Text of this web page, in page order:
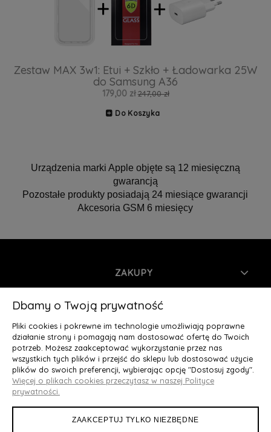
Zestaw MAX 3w1: Etui + Szkło + Ładowarka 25W
do Samsung A36
179,00 zł 247,00 zł
Do Koszyka
Urządzenia marki Apple objęte są 12 miesięczną
gwarancją
Pozostałe produkty posiadają 24 miesiące gwarancji
Akcesoria GSM 6 miesięcy
ZAKUPY
INFORMACJE
MOJE KONTO
O NAS
Deluxury.pl
Dbamy o Twoją prywatność
Pliki cookies i pokrewne im technologie umożliwiają poprawne
działanie strony i pomagają nam dostosować ofertę do Twoich
potrzeb. Możesz zaakceptować wykorzystanie przez nas
wszystkich tych plików i przejść do sklepu lub dostosować użycie
plików do swoich preferencji, wybierając opcję "Dostosuj zgody".
Więcej o plikach cookies przeczytasz w naszej Polityce
prywatności.
ZAAKCEPTUJ TYLKO NIEZBĘDNE